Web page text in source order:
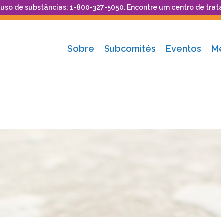
de substâncias: 1-800-327-5050. Encontre um centro de
Sobre Subcomités Eventos